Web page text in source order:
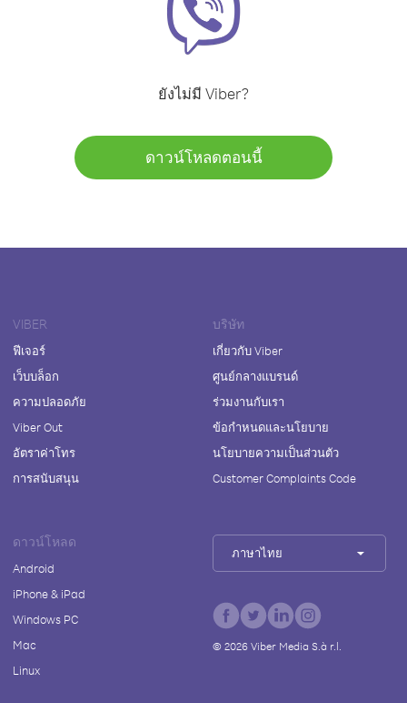
ยังไม่มี Viber?
ดาวน์โหลดตอนนี้
VIBER
ฟีเจอร์
เว็บบล็อก
ความปลอดภัย
Viber Out
อัตราค่าโทร
การสนับสนุน
บริษัท
เกี่ยวกับ Viber
ศูนย์กลางแบรนด์
ร่วมงานกับเรา
ข้อกำหนดและนโยบาย
นโยบายความเป็นส่วนตัว
Customer Complaints Code
ดาวน์โหลด
Android
iPhone & iPad
Windows PC
Mac
Linux
ภาษาไทย
© 2026Viber Media S.à r.l.